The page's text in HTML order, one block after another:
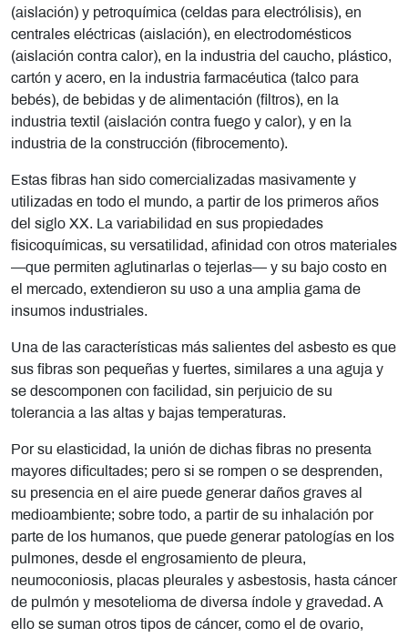
(aislación) y petroquímica (celdas para electrólisis), en
centrales eléctricas (aislación), en electrodomésticos
(aislación contra calor), en la industria del caucho, plástico,
cartón y acero, en la industria farmacéutica (talco para
bebés), de bebidas y de alimentación (filtros), en la
industria textil (aislación contra fuego y calor), y en la
industria de la construcción (fibrocemento).
Estas fibras han sido comercializadas masivamente y
utilizadas en todo el mundo, a partir de los primeros años
del siglo XX. La variabilidad en sus propiedades
fisicoquímicas, su versatilidad, afinidad con otros materiales
—que permiten aglutinarlas o tejerlas— y su bajo costo en
el mercado, extendieron su uso a una amplia gama de
insumos industriales.
Una de las características más salientes del asbesto es que
sus fibras son pequeñas y fuertes, similares a una aguja y
se descomponen con facilidad, sin perjuicio de su
tolerancia a las altas y bajas temperaturas.
Por su elasticidad, la unión de dichas fibras no presenta
mayores dificultades; pero si se rompen o se desprenden,
su presencia en el aire puede generar daños graves al
medioambiente; sobre todo, a partir de su inhalación por
parte de los humanos, que puede generar patologías en los
pulmones, desde el engrosamiento de pleura,
neumoconiosis, placas pleurales y asbestosis, hasta cáncer
de pulmón y mesotelioma de diversa índole y gravedad. A
ello se suman otros tipos de cáncer, como el de ovario,